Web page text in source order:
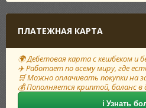
ПЛАТЕЖНАЯ КАРТА
🌍 Дебетовая карта с кешбеком и
✈️ Работает по всему миру, где
🛒 Можно оплачивать покупки на
💰 Пополняется криптой, баланс в
ℹ️ Узнать